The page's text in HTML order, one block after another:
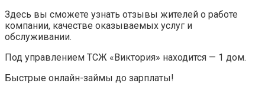
Здесь вы сможете узнать отзывы жителей о работе
компании, качестве оказываемых услуг и
обслуживании.
Под управлением ТСЖ «Виктория» находится — 1 дом.
Быстрые онлайн-займы до зарплаты!